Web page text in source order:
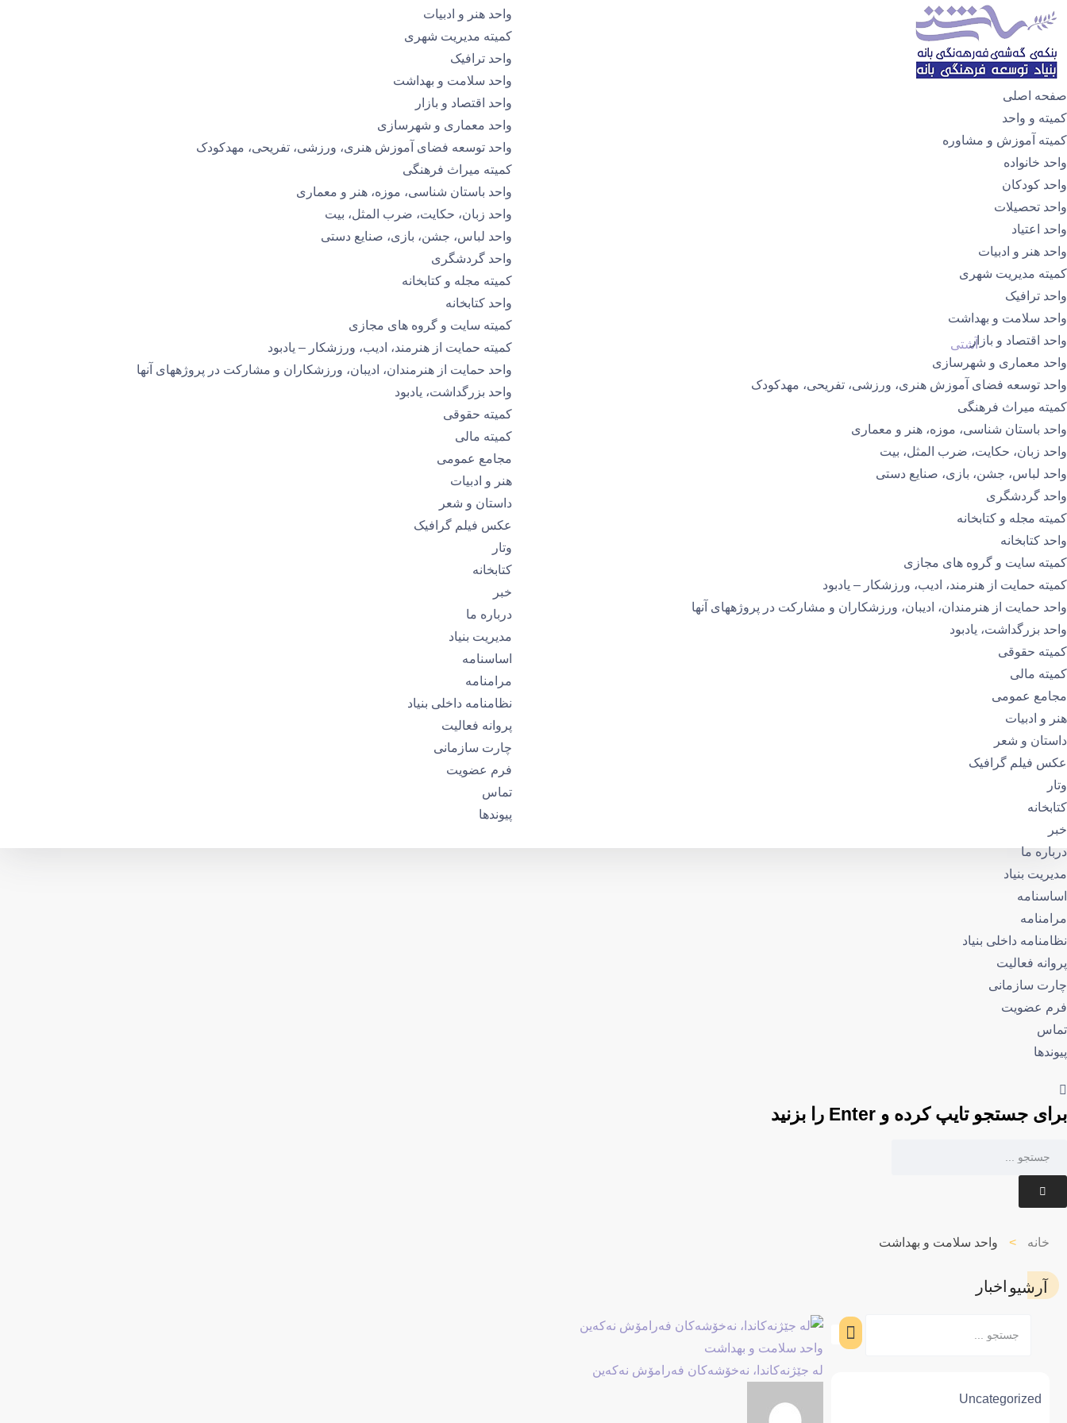
صفحه اصلی
کمیته و واحد
کمیته آموزش و مشاوره
واحد خانواده
واحد کودکان
واحد تحصیلات
واحد اعتیاد
واحد هنر و ادبیات
کمیتە مدیریت شهری
واحد ترافیک
واحد سلامت و بهداشت
واحد اقتصاد و بازار
واحد معماری و شهرسازی
واحد توسعه فضای آموزش هنری، ورزشی، تفریحی، مهدکودک
کمیته میراث فرهنگی
واحد باستان شناسی، موزه، هنر و معماری
واحد زبان، حکایت، ضرب المثل، بیت
واحد لباس، جشن، بازی، صنایع دستی
واحد گردشگری
کمیته مجله و کتابخانه
واحد کتابخانه
کمیتە سایت و گروه های مجازی
کمیتە حمایت از هنرمند، ادیب، ورزشکار – یادبود
واحد حمایت از هنرمندان، ادیبان، ورزشکاران و مشارکت در پروژههای آنها
واحد بزرگداشت، یادبود
کمیتە حقوقی
کمیتە مالی
مجامع عمومی
هنر و ادبیات
داستان و شعر
عکس فیلم گرافیک
وتار
کتابخانه
خبر
درباره ما
مدیریت بنیاد
اساسنامه
مرامنامه
نظامنامه داخلی بنیاد
پروانه فعالیت
چارت سازمانی
فرم عضویت
تماس
پیوندها
برای جستجو تایپ کرده و Enter را بزنید
آشتی
واحد هنر و ادبیات
کمیتە مدیریت شهری
واحد ترافیک
واحد سلامت و بهداشت
واحد اقتصاد و بازار
واحد معماری و شهرسازی
واحد توسعه فضای آموزش هنری، ورزشی، تفریحی، مهدکودک
کمیته میراث فرهنگی
واحد باستان شناسی، موزه، هنر و معماری
واحد زبان، حکایت، ضرب المثل، بیت
واحد لباس، جشن، بازی، صنایع دستی
واحد گردشگری
کمیته مجله و کتابخانه
واحد کتابخانه
کمیتە سایت و گروه های مجازی
کمیتە حمایت از هنرمند، ادیب، ورزشکار – یادبود
واحد حمایت از هنرمندان، ادیبان، ورزشکاران و مشارکت در پروژههای آنها
واحد بزرگداشت، یادبود
کمیتە حقوقی
کمیتە مالی
مجامع عمومی
هنر و ادبیات
داستان و شعر
عکس فیلم گرافیک
وتار
کتابخانه
خبر
درباره ما
مدیریت بنیاد
اساسنامه
مرامنامه
نظامنامه داخلی بنیاد
پروانه فعالیت
چارت سازمانی
فرم عضویت
تماس
پیوندها
خانه > واحد سلامت و بهداشت
آرشیو اخبار
Uncategorized
واحد سلامت و بهداشت
لە جێژنەکاندا، نەخۆشەکان فەرامۆش نەکەین